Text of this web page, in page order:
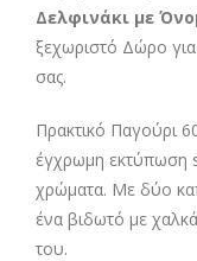
Δελφινάκι με
ξεχωριστό Δώρο για
σας.
Πρακτικό Παγούρι
έγχρωμη εκτύπωση
χρώματα. Με δύο
ένα βιδωτό με
του.